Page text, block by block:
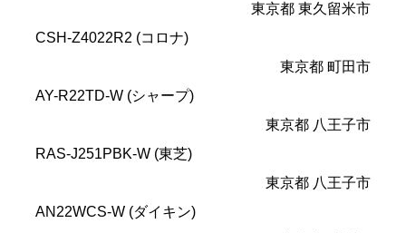
東京都 東久留米市
CSH-Z4022R2 (コロナ)
東京都 町田市
AY-R22TD-W (シャープ)
東京都 八王子市
RAS-J251PBK-W (東芝)
東京都 八王子市
AN22WCS-W (ダイキン)